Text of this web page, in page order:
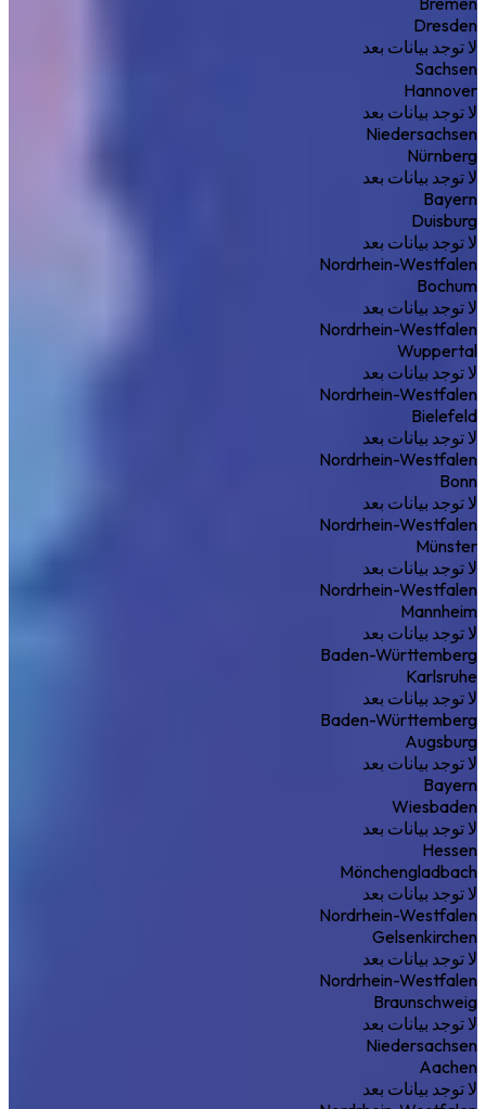
Dresden
لا توجد بيانات بعد
Sachsen
Hannover
لا توجد بيانات بعد
Niedersachsen
Nürnberg
لا توجد بيانات بعد
Bayern
Duisburg
لا توجد بيانات بعد
Nordrhein-Westfalen
Bochum
لا توجد بيانات بعد
Nordrhein-Westfalen
Wuppertal
لا توجد بيانات بعد
Nordrhein-Westfalen
Bielefeld
لا توجد بيانات بعد
Nordrhein-Westfalen
Bonn
لا توجد بيانات بعد
Nordrhein-Westfalen
Münster
لا توجد بيانات بعد
Nordrhein-Westfalen
Mannheim
لا توجد بيانات بعد
Baden-Württemberg
Karlsruhe
لا توجد بيانات بعد
Baden-Württemberg
Augsburg
لا توجد بيانات بعد
Bayern
Wiesbaden
لا توجد بيانات بعد
Hessen
Mönchengladbach
لا توجد بيانات بعد
Nordrhein-Westfalen
Gelsenkirchen
لا توجد بيانات بعد
Nordrhein-Westfalen
Braunschweig
لا توجد بيانات بعد
Niedersachsen
Aachen
لا توجد بيانات بعد